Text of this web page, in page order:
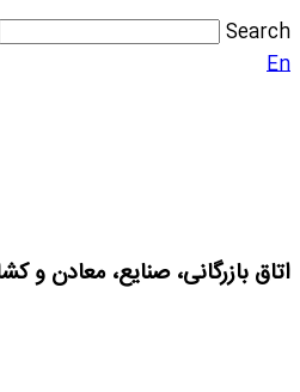
Search
En
اتاق بازرگانی، صنایع، معادن و